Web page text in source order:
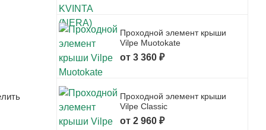
Проходной элемент крыши
Vilpe Muotokate
от 3 360 ₽
Проходной элемент крыши
Vilpe Classic
от 2 960 ₽